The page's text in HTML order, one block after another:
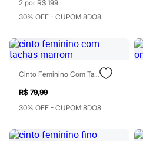
City
Clock House
Sawary
Yessica
Acessórios
Calçados
Leggings
Tops
Moda íntima
2 por R$ 199
30% OFF - CUPOM 8DO8
Cinto Feminino Com Tachas Marrom
R$ 79,99
30% OFF - CUPOM 8DO8